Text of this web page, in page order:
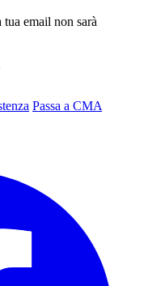
email non sarà
Passa a CMA